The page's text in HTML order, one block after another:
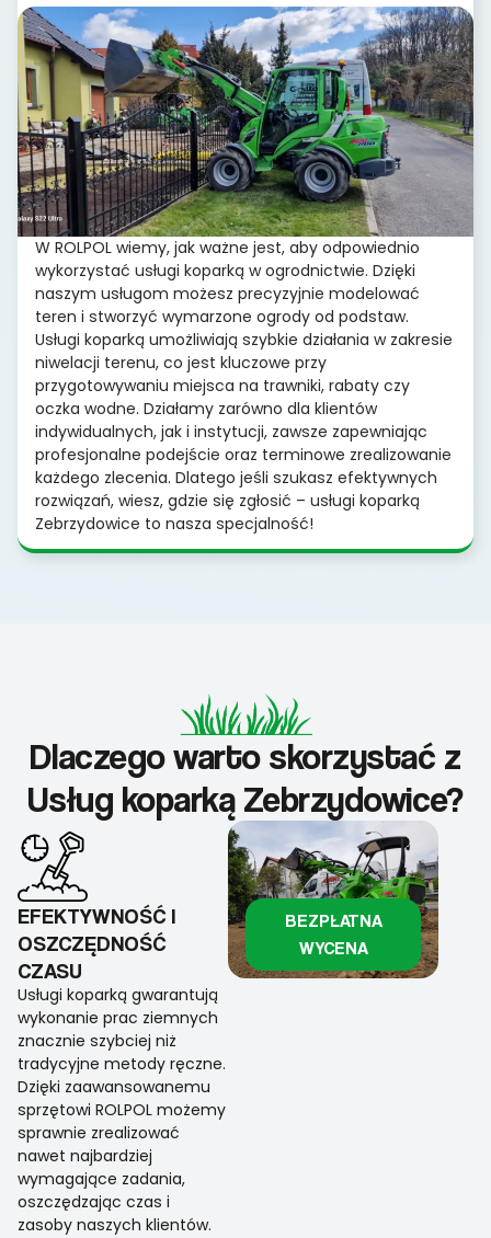
W ROLPOL wiemy, jak ważne jest, aby odpowiednio
wykorzystać usługi koparką w ogrodnictwie. Dzięki
naszym usługom możesz precyzyjnie modelować
teren i stworzyć wymarzone ogrody od podstaw.
Usługi koparką umożliwiają szybkie działania w zakresie
niwelacji terenu, co jest kluczowe przy
przygotowywaniu miejsca na trawniki, rabaty czy
oczka wodne. Działamy zarówno dla klientów
indywidualnych, jak i instytucji, zawsze zapewniając
profesjonalne podejście oraz terminowe zrealizowanie
każdego zlecenia. Dlatego jeśli szukasz efektywnych
rozwiązań, wiesz, gdzie się zgłosić – usługi koparką
Zebrzydowice to nasza specjalność!
Dlaczego warto skorzystać z
Usług koparką Zebrzydowice?
EFEKTYWNOŚĆ I
OSZCZĘDNOŚĆ
CZASU
Usługi koparką gwarantują
wykonanie prac ziemnych
znacznie szybciej niż
tradycyjne metody ręczne.
Dzięki zaawansowanemu
sprzętowi ROLPOL możemy
sprawnie zrealizować
nawet najbardziej
wymagające zadania,
oszczędzając czas i
zasoby naszych klientów.
BEZPŁATNA
WYCENA